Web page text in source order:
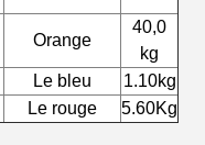
Orange
40,0
kg
Le bleu
1.10kg
Le rouge 5.60Kg